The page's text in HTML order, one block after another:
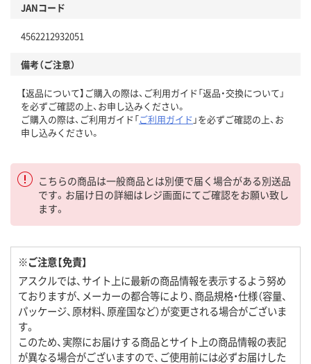
JANコード
4562212932051
備考（ご注意）
【返品について】ご購入の際は、ご利用ガイド「返品・交換について」
を必ずご確認の上、お申し込みください。
ご購入の際は、ご利用ガイド「ご利用ガイド 」を必ずご確認の上、お
申し込みください。
こちらの商品は一般商品とは別便で届く場合がある別送品
です。お届け日の詳細はレジ画面にてご確認をお願い致し
ます。
※ご注意【免責】
アスクルでは、サイト上に最新の商品情報を表示するよう努め
ておりますが、メーカーの都合等により、商品規格・仕様（容量、
パッケージ、原材料、原産国など）が変更される場合がございま
す。
このため、実際にお届けする商品とサイト上の商品情報の表記
が異なる場合がございますので、ご使用前には必ずお届けした